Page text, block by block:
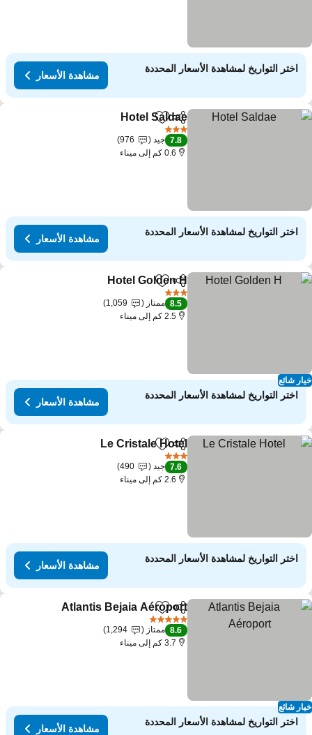
اختر التواريخ لمشاهدة الأسعار المحددة
مشاهدة الأسعار
مشاركةAdd to favorites
Hotel Saldae
7.8 جيد
976
0.6 كم إلى ميناء
اختر التواريخ لمشاهدة الأسعار المحددة
مشاهدة الأسعار
شائع
مشاركةAdd to favorites
Hotel Golden H
8.5 ممتاز
1,059
2.5 كم إلى ميناء
اختر التواريخ لمشاهدة الأسعار المحددة
مشاهدة الأسعار
مشاركةAdd to favorites
Le Cristale Hotel
7.6 جيد
490
2.6 كم إلى ميناء
اختر التواريخ لمشاهدة الأسعار المحددة
مشاهدة الأسعار
شائع
مشاركةAdd to favorites
Atlantis Bejaia Aéroport
8.6 ممتاز
1,294
3.7 كم إلى ميناء
اختر التواريخ لمشاهدة الأسعار المحددة
مشاهدة الأسعار